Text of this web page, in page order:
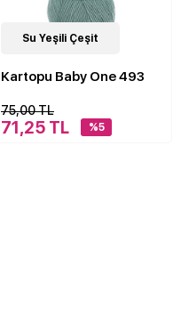
4Çeşit
Su Yeşili Çeşit
Kartopu Baby One 493
75,00 TL
71,25 TL %5